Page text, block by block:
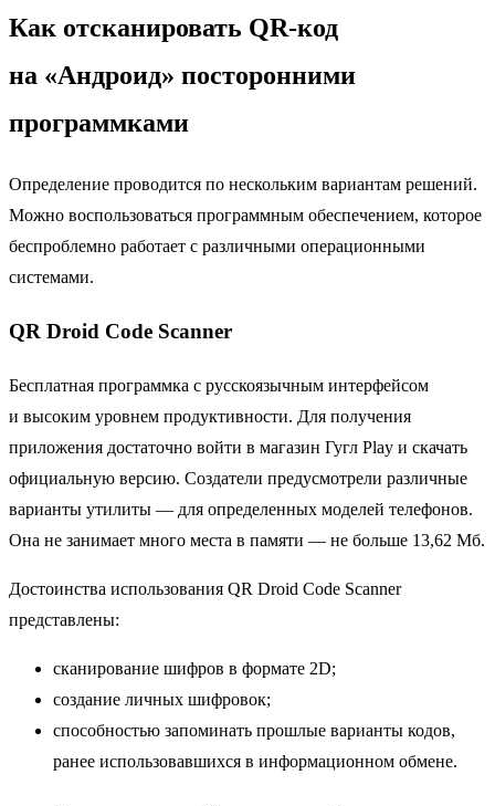
Как отсканировать QR-код
на «Андроид» посторонними
программками
Определение проводится по нескольким вариантам решений.
Можно воспользоваться программным обеспечением, которое
беспроблемно работает с различными операционными
системами.
QR Droid Code Scanner
Бесплатная программка с русскоязычным интерфейсом
и высоким уровнем продуктивности. Для получения
приложения достаточно войти в магазин Гугл Play и скачать
официальную версию. Создатели предусмотрели различные
варианты утилиты — для определенных моделей телефонов.
Она не занимает много места в памяти — не больше 13,62 Мб.
Достоинства использования QR Droid Code Scanner
представлены:
сканирование шифров в формате 2D;
создание личных шифровок;
способностью запоминать прошлые варианты кодов,
ранее использовавшихся в информационном обмене.